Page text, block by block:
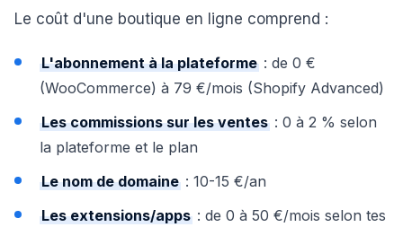
Le coût d'une boutique en ligne comprend :
L'abonnement à la plateforme : de 0 €
(WooCommerce) à 79 €/mois (Shopify Advanced)
Les commissions sur les ventes : 0 à 2 % selon
la plateforme et le plan
Le nom de domaine : 10-15 €/an
Les extensions/apps : de 0 à 50 €/mois selon tes